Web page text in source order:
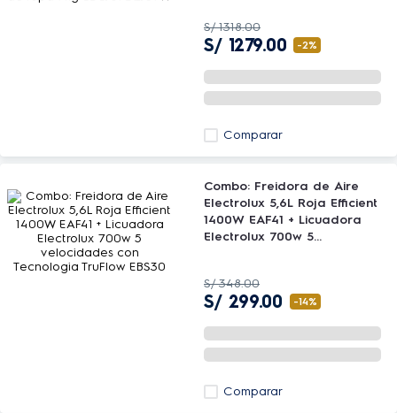
S/ 1318.00
S/ 1279.00 -2%
Comparar
Combo: Freidora de Aire
Electrolux 5,6L Roja Efficient
1400W EAF41 + Licuadora
Electrolux 700w 5
S/ 348.00
S/ 299.00 -14%
Comparar